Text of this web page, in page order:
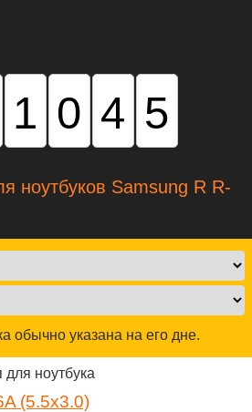
ноутбуков Samsung R R-
обычно указана на его дне.
ноутбука
(5.5x3.0)